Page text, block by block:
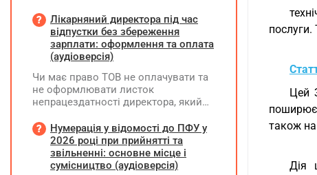
Цей
також на
Дія
на інших умовах, передбачених
законодавством, Додаток Д1/
Додаток ФІЗ-Д1 за відповідний
період не подається
Лікарняний директора під час
відпустки без збереження
зарплати: оформлення та оплата
(аудіоверсія)
Чи має право ТОВ не оплачувати та
не оформлювати листок
непрацездатності директора, який
збереження заробітної плати під час
призупинення діяльності
підприємства?
Нумерація у відомості до ПФУ у
2026 році при прийнятті та
звільненні: основне місце і
сумісництво (аудіоверсія)